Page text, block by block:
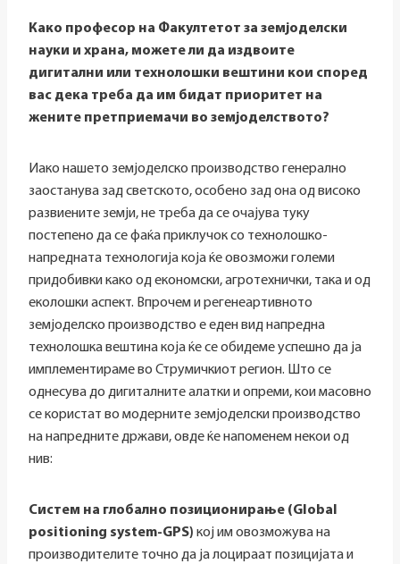
Како професор на Факултетот за земјоделски
науки и храна, можете ли да издвоите
дигитални или технолошки вештини кои според
вас дека треба да им бидат приоритет на
жените претприемачи во земјоделството?
Иако нашето земјоделско производство генерално
заостанува зад светското, особено зад она од високо
развиените земји, не треба да се очајува туку
постепено да се фаќа приклучок со технолошко-
напредната технологија која ќе овозможи големи
придобивки како од економски, агротехнички, така и од
еколошки аспект. Впрочем и регенеартивното
земјоделско производство е еден вид напредна
технолошка вештина која ќе се обидеме успешно да ја
имплементираме во Струмичкиот регион. Што се
однесува до дигиталните алатки и опреми, кои масовно
се користат во модерните земјоделски производство
на напредните држави, овде ќе напоменем некои од
нив:
Систем на глобално позиционирање (Global
positioning system-GPS) кој им овозможува на
производителите точно да ја лоцираат позицијата и